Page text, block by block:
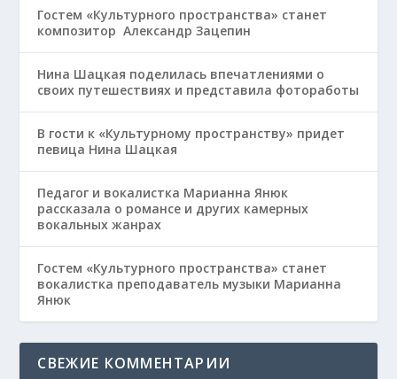
Гостем «Культурного пространства» станет
композитор Александр Зацепин
Нина Шацкая поделилась впечатлениями о
своих путешествиях и представила фотоработы
В гости к «Культурному пространству» придет
певица Нина Шацкая
Педагог и вокалистка Марианна Янюк
рассказала о романсе и других камерных
вокальных жанрах
Гостем «Культурного пространства» станет
вокалистка преподаватель музыки Марианна
Янюк
СВЕЖИЕ КОММЕНТАРИИ